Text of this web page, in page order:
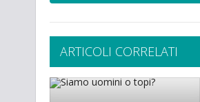
ARTICOLI CORRELATI